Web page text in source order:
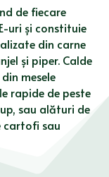
de fiecare
uri și constituie
din carne
și piper. Calde
mesele
rapide de peste
sau alături de
sau